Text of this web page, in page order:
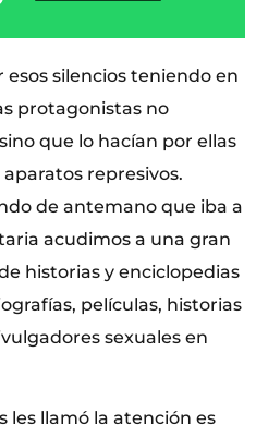
silencios teniendo en
protagonistas no
que lo hacían por ellas
aparatos represivos.
de antemano que iba a
acudimos a una gran
historias y enciclopedias
películas, historias
sexuales en
les llamó la atención es